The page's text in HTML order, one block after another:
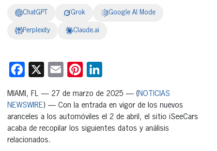
ChatGPT Grok Google AI Mode
Perplexity Claude.ai
Facebook
X EmailPinterest
MIAMI, FL — 27 de marzo de 2025 — (NOTICIAS
NEWSWIRE) — Con la entrada en vigor de los nuevos
aranceles a los automóviles el 2 de abril, el sitio iSeeCars
acaba de recopilar los siguientes datos y análisis
relacionados.